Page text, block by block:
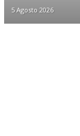
5 Agosto 2026